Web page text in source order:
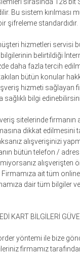
sırasında 128 bit
Bu sistem kırılması
şifreleme standardıdır.
hizmetleri servisi
belirtildiği
daha fazla tercih
bütün konular
hizmeti sağlayan
bilgi
sitelerinde firmanın
dikkat edilmesini
alışverişinizi
bütün telefon /
alışverişten
Firmamıza ait tüm
dair tüm bilgiler
KART BİLGİLERİ
yöntemi ile bize
firmamız